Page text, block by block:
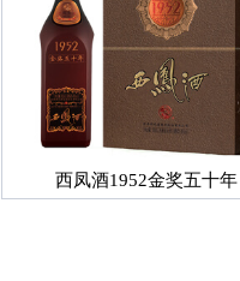
西凤酒1952金奖五十年